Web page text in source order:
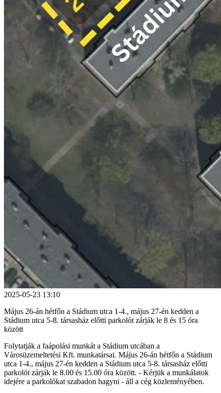
2025-05-23 13:10
Május 26-án hétfőn a Stádium utca 1-4., május 27-én kedden a
Stádium utca 5-8. társasház előtti parkolót zárják le 8 és 15 óra
között
Folytatják a faápolási munkát a Stádium utcában a
Városüzemeltetési Kft. munkatársai. Május 26-án hétfőn a Stádium
utca 1-4., május 27-én kedden a Stádium utca 5-8. társasház előtti
parkolót zárják le 8.00 és 15.00 óra között. - Kérjük a munkálatok
idejére a parkolókat szabadon hagyni - áll a cég közleményében.